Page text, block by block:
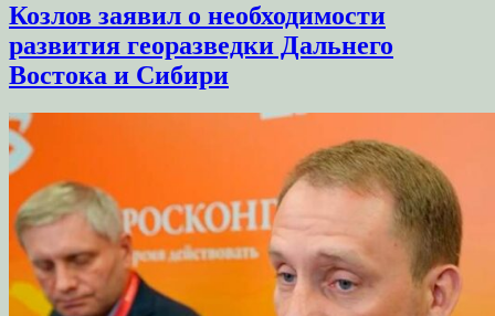
Козлов заявил о необходимости
развития георазведки Дальнего
Востока и Сибири